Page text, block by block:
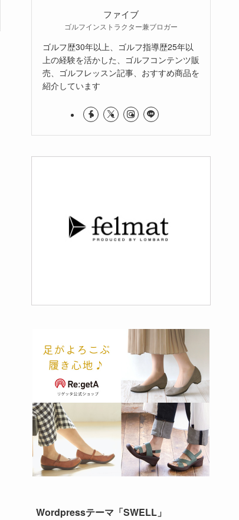
ファイブ
ゴルフインストラクター兼ブロガー
ゴルフ歴30年以上、ゴルフ指導歴25年以
上の経験を活かした、ゴルフコンテンツ販
売、ゴルフレッスン記事、おすすめ商品を
紹介しています
Wordpressテーマ「SWELL」